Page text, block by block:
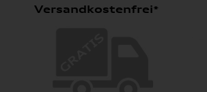
Versandkostenfrei*